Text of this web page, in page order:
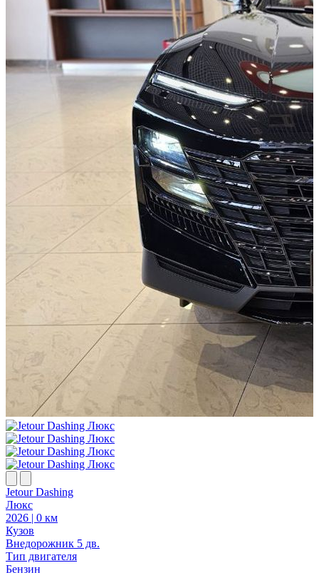
Jetour Dashing
Люкс
2026 | 0 км
Кузов
Внедорожник 5 дв.
Тип двигателя
Бензин